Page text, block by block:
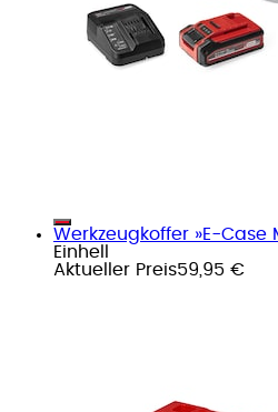
Werkzeugkoffer »E-Case
Einhell
Aktueller Preis59,95 €